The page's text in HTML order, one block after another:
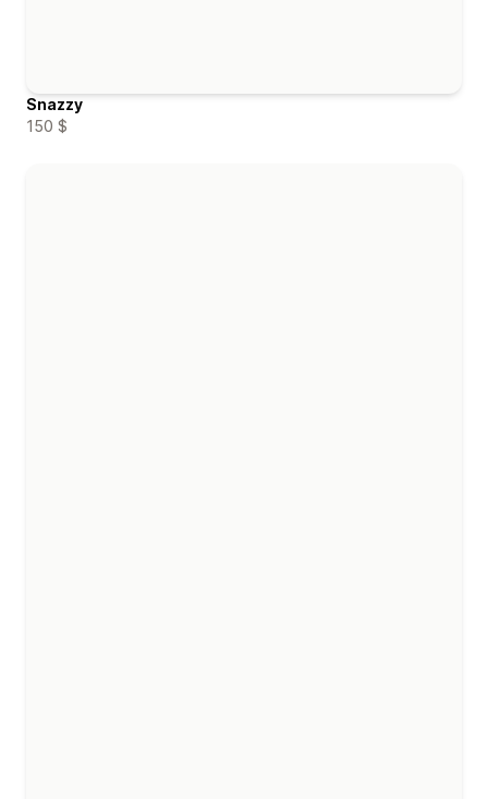
Snazzy
150 $